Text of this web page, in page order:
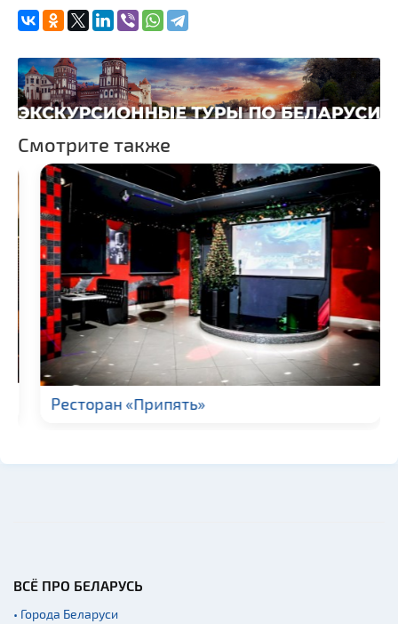
Кладбище
Костелы
Часовни
Национальные парки и
Смотрите также
Ресторан «Припять»
ВСЁ ПРО БЕЛАРУСЬ
• Города Беларуси